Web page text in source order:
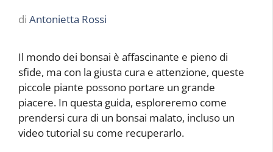
di Antonietta Rossi
Il mondo dei bonsai è affascinante e pieno di
sfide, ma con la giusta cura e attenzione, queste
piccole piante possono portare un grande
piacere. In questa guida, esploreremo come
prendersi cura di un bonsai malato, incluso un
video tutorial su come recuperarlo.